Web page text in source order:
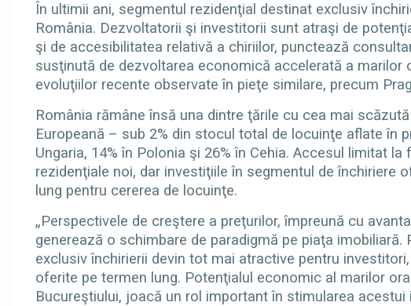
În ultimii ani, segmentul rezidenţial destinat exclusiv
România. Dezvoltatorii şi investitorii sunt atraşi de
şi de accesibilitatea relativă a chiriilor, punctează
susţinută de dezvoltarea economică accelerată a marilor
evoluţiilor recente observate în pieţe similare, precum
România rămâne însă una dintre ţările cu cea mai
Europeană – sub 2% din stocul total de locuinţe aflate în
Ungaria, 14% în Polonia şi 26% în Cehia. Accesul limitat
rezidenţiale noi, dar investiţiile în segmentul de închiriere
lung pentru cererea de locuinţe.
„Perspectivele de creştere a preţurilor, împreună cu
generează o schimbare de paradigmă pe piaţa
exclusiv închirierii devin tot mai atractive pentru
oferite pe termen lung. Potenţialul economic al marilor
Bucureştiului, joacă un rol important în stimularea acestui